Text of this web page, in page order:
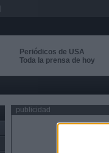
Periódicos de USA
Toda la prensa de hoy
publicidad